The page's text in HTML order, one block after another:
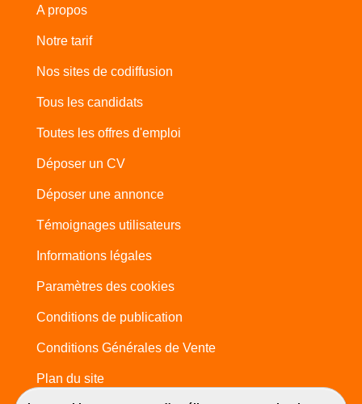
A propos
Notre tarif
Nos sites de codiffusion
Tous les candidats
Toutes les offres d'emploi
Déposer un CV
Déposer une annonce
Témoignages utilisateurs
Informations légales
Paramètres des cookies
Conditions de publication
Conditions Générales de Vente
Plan du site